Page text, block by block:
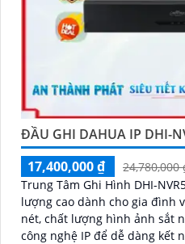
ĐẦU GHI DAHUA IP DHI-
17,400,000 ₫
24,780,000
Trung Tâm Ghi Hình DHI-
lượng cao dành cho gia đình và cửa
nét, chất lượng hình ảnh sắt
công nghệ IP để dễ dàng kết